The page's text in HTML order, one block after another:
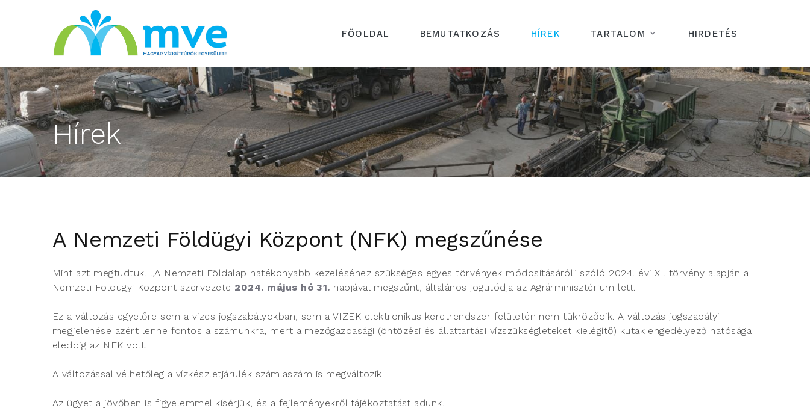
FŐOLDAL BEMUTATKOZÁS HÍREK TARTALOM HIRDETÉS
Hírek
A Nemzeti Földügyi Központ (NFK) megszűnése
Mint azt megtudtuk, „A Nemzeti Földalap hatékonyabb kezeléséhez szükséges egyes törvények módosításáról” szóló 2024. évi XI. törvény alapján a
Nemzeti Földügyi Központ szervezete 2024. május hó 31. napjával megszűnt, általános jogutódja az Agrárminisztérium lett.
Ez a változás egyelőre sem a vizes jogszabályokban, sem a VIZEK elektronikus keretrendszer felületén nem tükröződik. A változás jogszabályi
megjelenése azért lenne fontos a számunkra, mert a mezőgazdasági (öntözési és állattartási vízszükségleteket kielégítő) kutak engedélyező hatósága
eleddig az NFK volt.
A változással vélhetőleg a vízkészletjárulék számlaszám is megváltozik!
Az ügyet a jövőben is figyelemmel kísérjük, és a fejleményekről tájékoztatást adunk.